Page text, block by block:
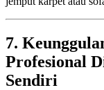
7.
Profesional
Sendiri